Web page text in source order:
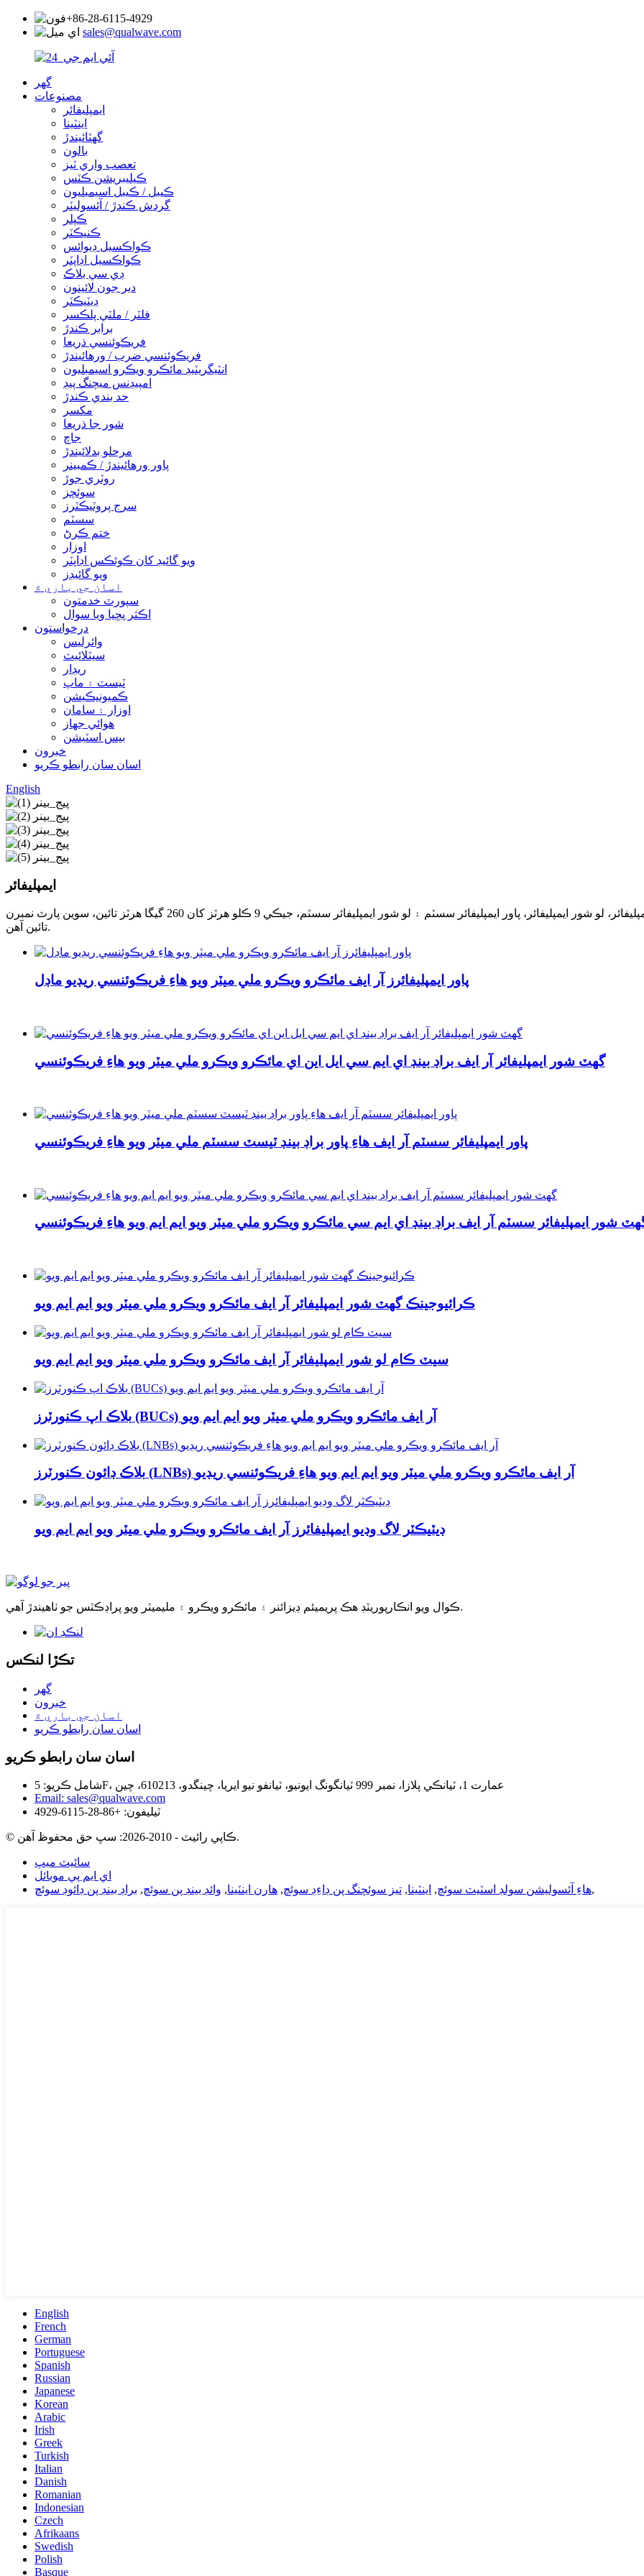
+86-28-6115-4929
sales@qualwave.com
گھر
مصنوعات
ايمپليفائر
اينٽينا
گھٽائيندڙ
بالون
تعصب واري ٽيز
ڪيليبريشن ڪٽس
ڪيبل / ڪيبل اسيمبليون
گردش ڪندڙ / آئسوليٽر
ڪپلر
ڪنيڪٽر
ڪواڪسيل ڊيوائس
ڪواڪسيل اڊاپٽر
ڊي سي بلاڪ
دير جون لائينون
ڊيٽيڪٽر
فلٽر / ملٽي پلڪسر
برابر ڪندڙ
فريڪوئنسي ذريعا
فريڪوئنسي ضرب / ورهائيندڙ
انٽيگريٽيڊ مائڪرو ويڪرو اسيمبليون
امپيڊنس ميچنگ پيڊ
حد بندي ڪندڙ
مکسر
شور جا ذريعا
جاچ
مرحلو بدلائيندڙ
پاور ورهائيندڙ / ڪمبينر
روٽري جوڙ
سوئچز
سرج پروٽيڪٽرز
سسٽم
ختم ڪرڻ
اوزار
ويو گائيڊ کان ڪوئڪس اڊاپٽر
ويو گائيڊز
اسان جي باري ۾
سپورٽ خدمتون
اڪثر پڇيا ويا سوال
درخواستون
وائرليس
سيٽلائيٽ
ريڊار
ٽيسٽ ۽ ماپ
ڪميونيڪيشن
اوزار ۽ سامان
هوائي جهاز
بيس اسٽيشن
خبرون
اسان سان رابطو ڪريو
English
ايمپليفائر
ايريز ۾، ڪوال ويو چار قسمن جون شيون فراهم ڪري ٿو: پاور ايمپليفائر، لو شور ايمپليفائر، پاور ايمپليفائر سسٽم ۽ لو شور ايمپليفائر سسٽم، جيڪي 9 ڪلو هرٽز کان 260 گيگا هرٽز تائين، سوين پارٽ نمبرن
تائين آهن.
پاور ايمپليفائرز آر ايف مائڪرو ويڪرو ملي ميٽر ويو هاءِ فريڪوئنسي ريڊيو ماڊل
گھٽ شور ايمپليفائر آر ايف براڊ بينڊ اي ايم سي ايل اين اي مائڪرو ويڪرو ملي ميٽر ويو هاءِ فريڪوئنسي
پاور ايمپليفائر سسٽم آر ايف هاءِ پاور براڊ بينڊ ٽيسٽ سسٽم ملي ميٽر ويو هاءِ فريڪوئنسي
شور ايمپليفائر سسٽم آر ايف براڊ بينڊ اي ايم سي مائڪرو ويڪرو ملي ميٽر ويو ايم ايم ويو هاءِ فريڪوئنسي
ڪرائيوجينڪ گهٽ شور ايمپليفائر آر ايف مائڪرو ويڪرو ملي ميٽر ويو ايم ايم ويو
سيٽ ڪام لو شور ايمپليفائر آر ايف مائڪرو ويڪرو ملي ميٽر ويو ايم ايم ويو
بلاڪ اپ ڪنورٽرز (BUCs) آر ايف مائڪرو ويڪرو ملي ميٽر ويو ايم ايم ويو
بلاڪ ڊائون ڪنورٽرز (LNBs) آر ايف مائڪرو ويڪرو ملي ميٽر ويو ايم ايم ويو هاءِ فريڪوئنسي ريڊيو
ڊيٽيڪٽر لاگ وڊيو ايمپليفائرز آر ايف مائڪرو ويڪرو ملي ميٽر ويو ايم ايم ويو
ڪوال ويو انڪارپوريٽڊ هڪ پريميئم ڊيزائنر ۽ مائڪرو ويڪرو ۽ مليميٽر ويو پراڊڪٽس جو ٺاهيندڙ آهي.
تڪڙا لنڪس
گھر
خبرون
اسان جي باري ۾
اسان سان رابطو ڪريو
اسان سان رابطو ڪريو
شامل ڪريو: 5F، عمارت 1، ٽيانڪي پلازا، نمبر 999 ٽيانگونگ ايونيو، ٽيانفو نيو ايريا، چينگدو، 610213، چين
Email: sales@qualwave.com
ٽيليفون: +86-28-6115-4929
© ڪاپي رائيٽ - 2010-2026: سڀ حق محفوظ آهن.
سائيٽ ميپ
اي ايم پي موبائل
هاءِ آئسوليشن سولڊ اسٽيٽ سوئچ, اينٽينا, تيز سوئچنگ پن ڊاءِڊ سوئچ, هارن اينٽينا, وائڊ بينڊ پن سوئچ, براڊ بينڊ پن ڊائوڊ سوئچ ,
English
French
German
Portuguese
Spanish
Russian
Japanese
Korean
Arabic
Irish
Greek
Turkish
Italian
Danish
Romanian
Indonesian
Czech
Afrikaans
Swedish
Polish
Basque